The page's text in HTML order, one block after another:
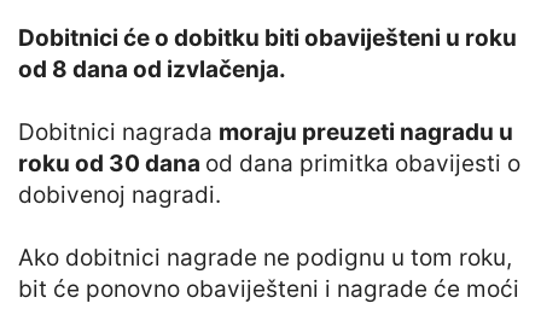
Dobitnici će o dobitku biti obaviješteni u roku
od 8 dana od izvlačenja.
Dobitnici nagrada moraju preuzeti nagradu u
roku od 30 dana od dana primitka obavijesti o
dobivenoj nagradi.
Ako dobitnici nagrade ne podignu u tom roku,
bit će ponovno obaviješteni i nagrade će moći